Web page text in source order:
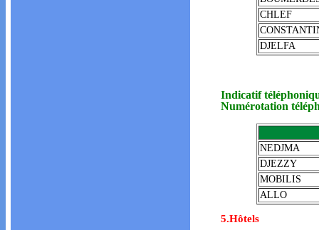
CHLEF
DJELFA
Indicatif
Numérotation
NEDJMA
DJEZZY
MOBILIS
ALLO
5.Hôtels